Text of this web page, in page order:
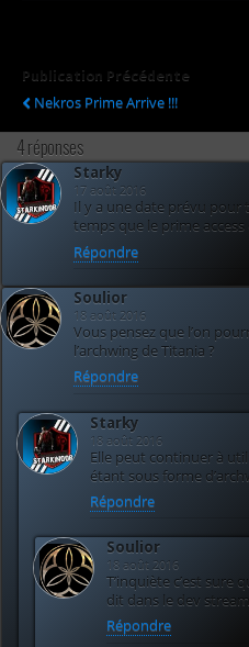
Publication Précédente
Nekros Prime Arrive !!!
4 réponses
Starky
17 août 2016
Il y a une date prévu pour
temps que le prime access
Répondre
Soulior
18 août 2016
Vous pensez que l’on
l’archwing de Titania ?
Répondre
Starky
18 août 2016
Elle peut continuer à
étant sous forme
Répondre
Soulior
18 août 2016
T’inquiète c’est sure
dit dans le dev
Répondre